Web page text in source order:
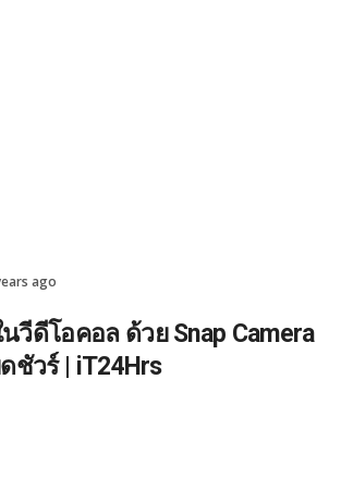
ago
วีดีโอคอล ด้วย Snap Camera
ชัวร์ | iT24Hrs